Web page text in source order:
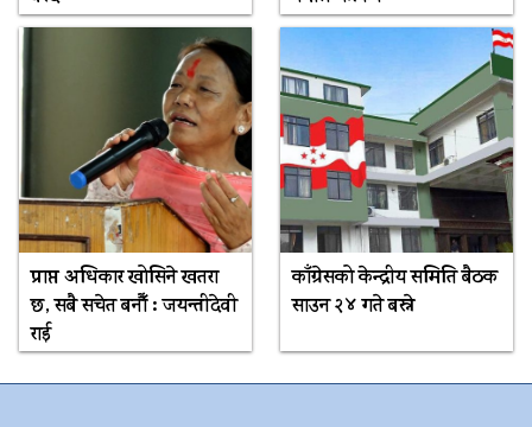
प्राप्त अधिकार खोसिने खतरा
छ, सबै सचेत बनौँ : जयन्तीदेवी
राई
काँग्रेसको केन्द्रीय समिति बैठक
साउन २४ गते बस्ने